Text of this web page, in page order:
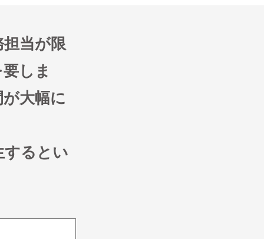
当が限
しま
大幅に
するとい